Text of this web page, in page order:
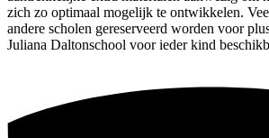
zich zo optimaal mogelijk te ontwikkelen.
andere scholen gereserveerd worden voor
Juliana Daltonschool voor ieder kind